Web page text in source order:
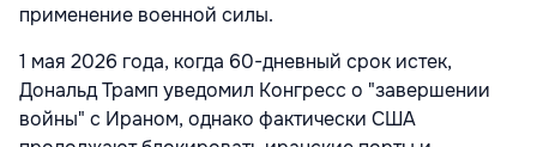
применение военной силы.
1 мая 2026 года, когда 60-дневный срок истек,
Дональд Трамп уведомил Конгресс о "завершении
войны" с Ираном, однако фактически США